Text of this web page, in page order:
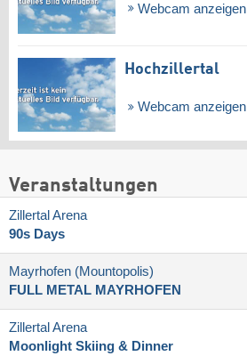
Webcam anzeigen
Hochzillertal
Webcam anzeigen
Veranstaltungen
Zillertal Arena
90s Days
Mayrhofen (Mountopolis)
FULL METAL MAYRHOFEN
Zillertal Arena
Moonlight Skiing & Dinner